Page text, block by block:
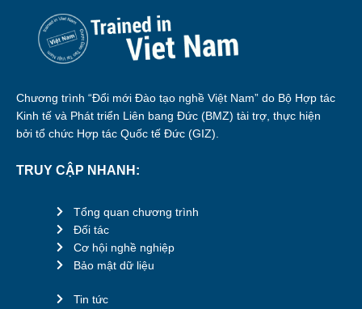
Chương trình “Đổi mới Đào tạo nghề Việt Nam” do Bộ Hợp tác
Kinh tế và Phát triển Liên bang Đức (BMZ) tài trợ, thực hiện
bởi tổ chức Hợp tác Quốc tế Đức (GIZ).
TRUY CẬP NHANH:
Tổng quan chương trình
Đối tác
Cơ hội nghề nghiệp
Bảo mật dữ liệu
Tin tức